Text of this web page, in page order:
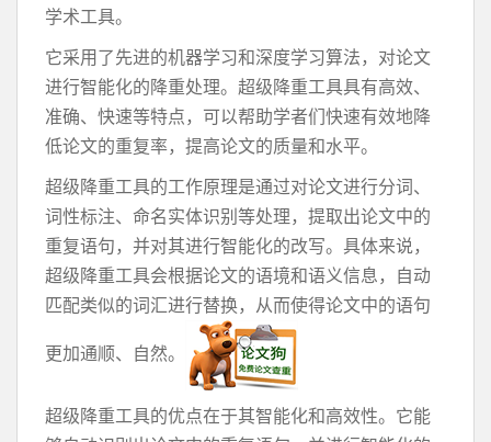
学术工具。
它采用了先进的机器学习和深度学习算法，对论文
进行智能化的降重处理。超级降重工具具有高效、
准确、快速等特点，可以帮助学者们快速有效地降
低论文的重复率，提高论文的质量和水平。
超级降重工具的工作原理是通过对论文进行分词、
词性标注、命名实体识别等处理，提取出论文中的
重复语句，并对其进行智能化的改写。具体来说，
超级降重工具会根据论文的语境和语义信息，自动
匹配类似的词汇进行替换，从而使得论文中的语句
更加通顺、自然。
超级降重工具的优点在于其智能化和高效性。它能